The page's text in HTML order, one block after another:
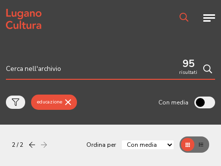
Home page
95
risultati
educazione Con media
2 / 2 Precedentesuccessiva Ordina per GrigliaTable